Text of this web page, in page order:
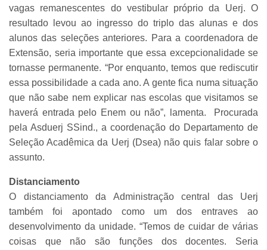
vagas remanescentes do vestibular próprio da Uerj. O
resultado levou ao ingresso do triplo das alunas e dos
alunos das seleções anteriores. Para a coordenadora de
Extensão, seria importante que essa excepcionalidade se
tornasse permanente. “Por enquanto, temos que rediscutir
essa possibilidade a cada ano. A gente fica numa situação
que não sabe nem explicar nas escolas que visitamos se
haverá entrada pelo Enem ou não”, lamenta. Procurada
pela Asduerj SSind., a coordenação do Departamento de
Seleção Acadêmica da Uerj (Dsea) não quis falar sobre o
assunto.
Distanciamento
O distanciamento da Administração central das Uerj
também foi apontado como um dos entraves ao
desenvolvimento da unidade. “Temos de cuidar de várias
coisas que não são funções dos docentes. Seria